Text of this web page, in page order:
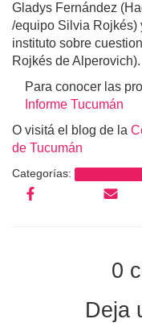
Gladys Fernández
/equipo Silvia Rojkés)
instituto sobre
Rojkés de Alperovich).
Para conocer las
Informe Tucumán
O visitá el blog de la
de Tucumán
Categorías:
0
Deja